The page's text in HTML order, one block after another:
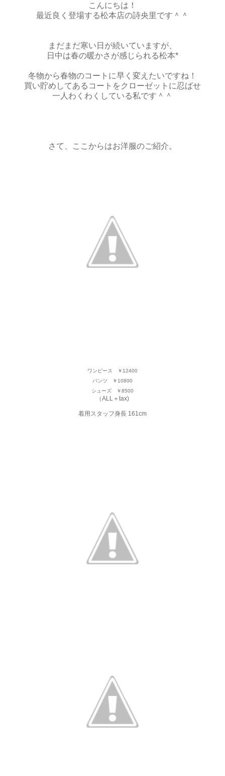
こんにちは！
最近良く登場する松本店の詩央里です＾＾
まだまだ寒い日が続いていますが、
日中は春の暖かさが感じられる松本*
冬物から春物のコートに早く変えたいですね！
買い貯めしてあるコートをクローゼットに忍ばせ
一人わくわくしている私です＾＾
さて、ここからはお洋服のご紹介。
ワンピース ￥12400
パンツ ￥10800
シューズ ￥8500
（ALL＋tax)
着用スタッフ身長 161cm